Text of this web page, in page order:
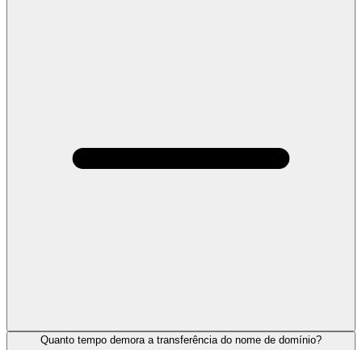
Quanto tempo demora a transferência do nome de domínio?